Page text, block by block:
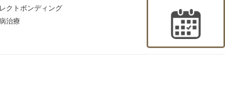
クトボンディング
治療